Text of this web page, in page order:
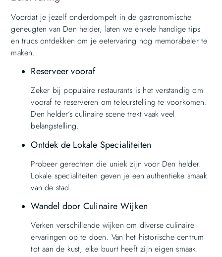
Voordat je jezelf onderdompelt in de gastronomische
geneugten van Den helder, laten we enkele handige tips
en trucs ontdekken om je eetervaring nog memorabeler te
maken.
Reserveer vooraf
Zeker bij populaire restaurants is het verstandig om
vooraf te reserveren om teleurstelling te voorkomen.
Den helder’s culinaire scene trekt vaak veel
belangstelling.
Ontdek de Lokale Specialiteiten
Probeer gerechten die uniek zijn voor Den helder.
Lokale specialiteiten geven je een authentieke smaak
van de stad.
Wandel door Culinaire Wijken
Verken verschillende wijken om diverse culinaire
ervaringen op te doen. Van het historische centrum
tot aan de kust, elke buurt heeft zijn eigen smaak.